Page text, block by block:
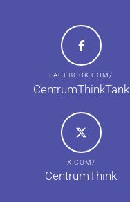
FACEBOOK.COM/
CentrumThinkTank
X.COM/
CentrumThink